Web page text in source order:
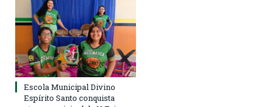
Escola Municipal Divino
Espírito Santo conquista